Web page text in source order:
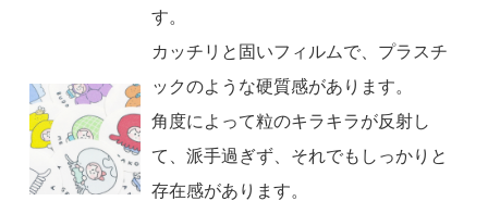
す。
カッチリと固いフィルムで、プラスチ
ックのような硬質感があります。
角度によって粒のキラキラが反射し
て、派手過ぎず、それでもしっかりと
存在感があります。